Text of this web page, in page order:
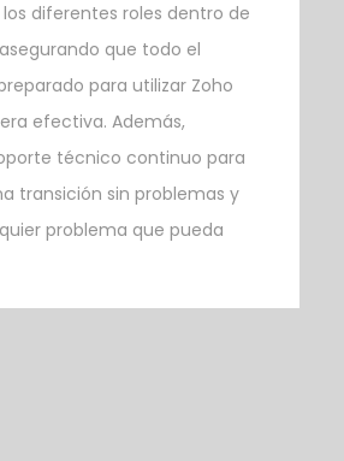
diferentes roles dentro de
que todo el
para utilizar Zoho
efectiva. Además,
técnico continuo para
transición sin problemas y
problema que pueda